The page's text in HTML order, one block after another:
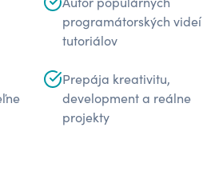
programátorských
tutoriálov
Prepája kreativitu,
development a reálne
projekty